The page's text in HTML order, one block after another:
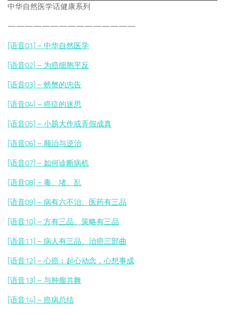
播
中华自然医学话健康系列
———————————————
[语音01] – 中华自然医学
[语音02] – 为癌细胞平反
[语音03] – 螃蟹的忠告
[语音04] – 癌症的迷思
[语音05] – 小题大作或弄假成真
[语音06] – 顺治与逆治
[语音07] – 如何诊断病机
[语音08] – 毒、堵、乱
[语音09] – 病有六不治、医药有三品
[语音10] – 方有三品、策略有三品
[语音11] – 病人有三品、治癌三部曲
[语音12] – 心癌︰起心动念，心想事成
[语音13] – 与肿瘤共舞
[语音14] – 癌病总结